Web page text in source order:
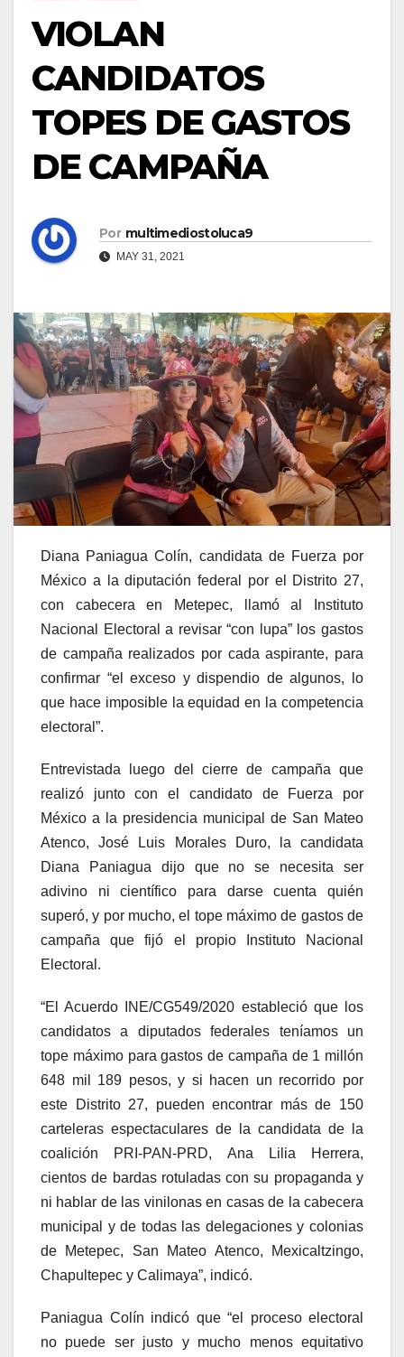
VIOLAN
CANDIDATOS
TOPES DE GASTOS
DE CAMPAÑA
Por multimediostoluca9
MAY 31, 2021
Diana Paniagua Colín, candidata de Fuerza por
México a la diputación federal por el Distrito 27,
con cabecera en Metepec, llamó al Instituto
Nacional Electoral a revisar “con lupa” los gastos
de campaña realizados por cada aspirante, para
confirmar “el exceso y dispendio de algunos, lo
que hace imposible la equidad en la competencia
electoral”.
Entrevistada luego del cierre de campaña que
realizó junto con el candidato de Fuerza por
México a la presidencia municipal de San Mateo
Atenco, José Luis Morales Duro, la candidata
Diana Paniagua dijo que no se necesita ser
adivino ni científico para darse cuenta quién
superó, y por mucho, el tope máximo de gastos de
campaña que fijó el propio Instituto Nacional
Electoral.
“El Acuerdo INE/CG549/2020 estableció que los
candidatos a diputados federales teníamos un
tope máximo para gastos de campaña de 1 millón
648 mil 189 pesos, y si hacen un recorrido por
este Distrito 27, pueden encontrar más de 150
carteleras espectaculares de la candidata de la
coalición PRI-PAN-PRD, Ana Lilia Herrera,
cientos de bardas rotuladas con su propaganda y
ni hablar de las vinilonas en casas de la cabecera
municipal y de todas las delegaciones y colonias
de Metepec, San Mateo Atenco, Mexicaltzingo,
Chapultepec y Calimaya”, indicó.
Paniagua Colín indicó que “el proceso electoral
no puede ser justo y mucho menos equitativo